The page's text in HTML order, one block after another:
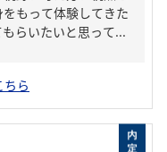
もって体験してきた
らいたいと思って...
ら